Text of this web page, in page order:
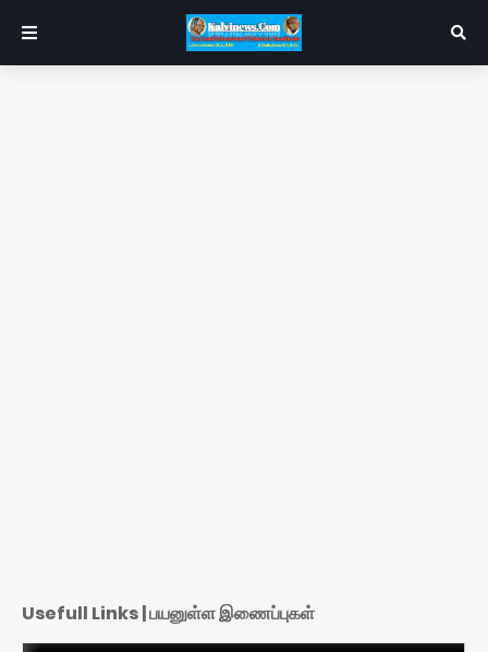
Usefull Links | பயனுள்ள இணைப்புகள்